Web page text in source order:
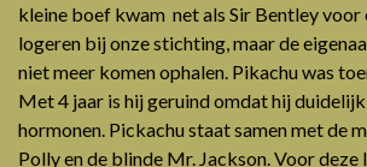
kleine boef kwam net als Sir Bentley voor
logeren bij onze stichting, maar de
niet meer komen ophalen. Pikachu was
Met 4 jaar is hij geruind omdat hij
hormonen. Pickachu staat samen met de
Polly en de blinde Mr. Jackson. Voor deze